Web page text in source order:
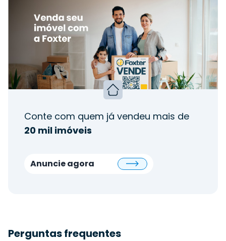
Conte com quem já vendeu mais de
20 mil imóveis
Anuncie agora
Perguntas frequentes